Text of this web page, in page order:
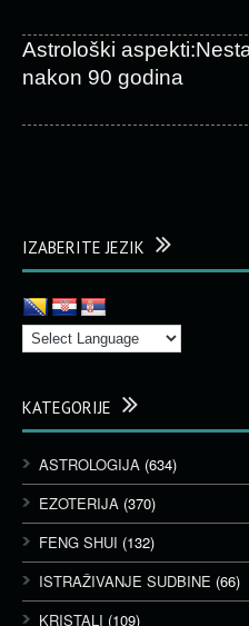
Astrološki
nakon 90 godina
IZABERITE JEZIK
KATEGORIJE
ASTROLOGIJA (634)
EZOTERIJA (370)
FENG SHUI (132)
ISTRAŽIVANJE SUDBINE (66)
KRISTALI (109)